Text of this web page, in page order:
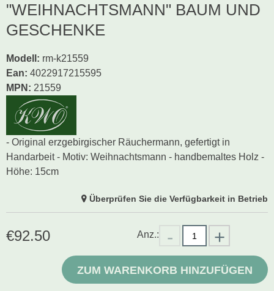
"WEIHNACHTSMANN" BAUM UND
GESCHENKE
Modell : rm-k21559
Ean: 4022917215595
MPN: 21559
- Original erzgebirgischer Räuchermann, gefertigt in
Handarbeit - Motiv: Weihnachtsmann - handbemaltes Holz -
Höhe: 15cm
Überprüfen Sie die Verfügbarkeit in Betrieb
€92.50 Anz.:
ZUM WARENKORB HINZUFÜGEN